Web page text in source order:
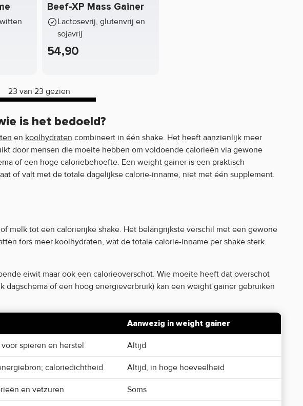
Beef-XP Mass Gainer
Lactosevrij, glutenvrij en
sojavrij
54,90
23 van 23 gezien
is het bedoeld?
en koolhydraten combineert in één shake. Het heeft aanzienlijk meer
door mensen die moeite hebben om voldoende calorieën via gewone
of een hoge caloriebehoefte. Een weight gainer is een praktisch
of valt met de totale dagelijkse calorie-inname, niet met één supplement.
melk tot een calorierijke shake. Het belangrijkste verschil met een gewone
fors meer koolhydraten, wat de totale calorie-inname per shake sterk
eiwit maar ook een calorieoverschot. Wie moeite heeft dat overschot
of een hoog energieverbruik) kan een weight gainer gebruiken
Aanwezig in weight gainer
spieren en herstel Altijd
caloriedichtheid Altijd, in hoge hoeveelheid
en vetzuren Soms